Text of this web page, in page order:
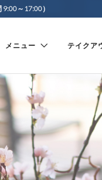
～17:00）
メニュー テイクア